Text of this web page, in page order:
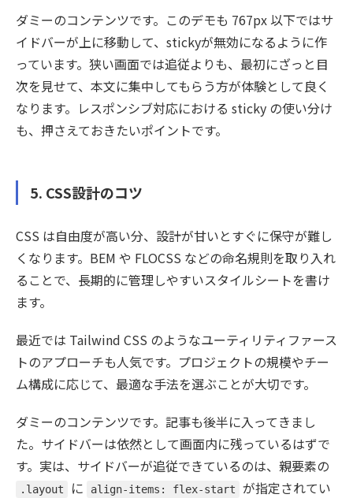
ダミーのコンテンツです。このデモも 767px 以下ではサ
イドバーが上に移動して、stickyが無効になるように作
っています。狭い画面では追従よりも、最初にざっと目
次を見せて、本文に集中してもらう方が体験として良く
なります。レスポンシブ対応における sticky の使い分け
も、押さえておきたいポイントです。
5. CSS設計のコツ
CSS は自由度が高い分、設計が甘いとすぐに保守が難し
くなります。BEM や FLOCSS などの命名規則を取り入れ
ることで、長期的に管理しやすいスタイルシートを書け
ます。
最近では Tailwind CSS のようなユーティリティファース
トのアプローチも人気です。プロジェクトの規模やチー
ム構成に応じて、最適な手法を選ぶことが大切です。
ダミーのコンテンツです。記事も後半に入ってきまし
た。サイドバーは依然として画面内に残っているはずで
す。実は、サイドバーが追従できているのは、親要素の
.layout に align-items: flex-start
が指定されてい